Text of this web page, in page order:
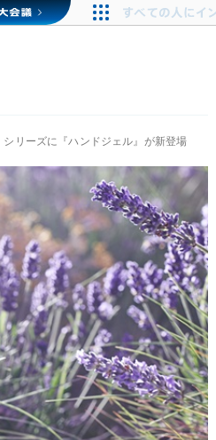
リーズに『ハンドジェル』が新登場